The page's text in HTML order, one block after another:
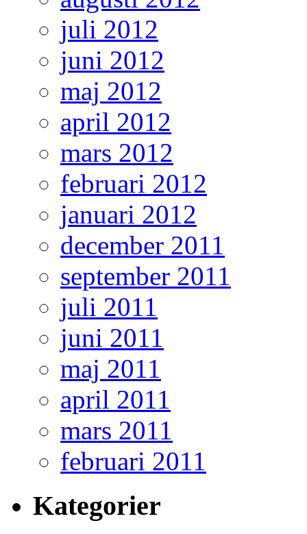
juli 2012
juni 2012
maj 2012
april 2012
mars 2012
februari 2012
januari 2012
december 2011
september 2011
juli 2011
juni 2011
maj 2011
april 2011
mars 2011
februari 2011
Kategorier